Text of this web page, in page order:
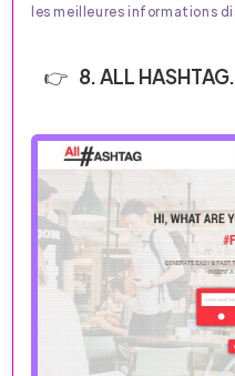
les meilleures informations
8. ALL HASHTAG.